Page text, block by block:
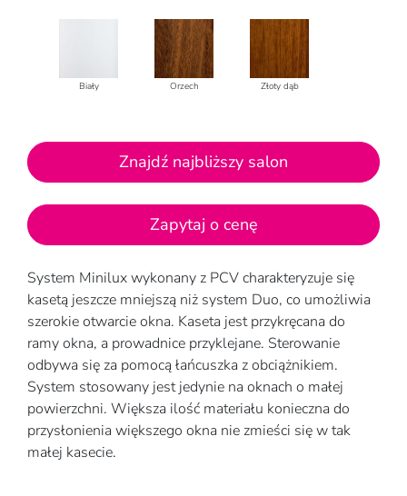
Biały Orzech Złoty dąb
Znajdź najbliższy salon
Zapytaj o cenę
System Minilux wykonany z PCV charakteryzuje się
kasetą jeszcze mniejszą niż system Duo, co umożliwia
szerokie otwarcie okna. Kaseta jest przykręcana do
ramy okna, a prowadnice przyklejane. Sterowanie
odbywa się za pomocą łańcuszka z obciążnikiem.
System stosowany jest jedynie na oknach o małej
powierzchni. Większa ilość materiału konieczna do
przysłonienia większego okna nie zmieści się w tak
małej kasecie.